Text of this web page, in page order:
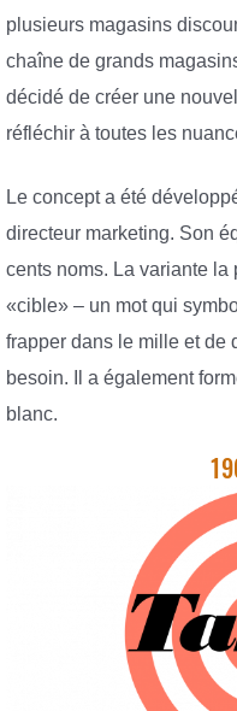
plusieurs magasins
chaîne de grands
décidé de créer une
réfléchir à toutes les
Le concept a été
directeur marketing. Son
cents noms. La variante
«cible» – un mot qui
frapper dans le mille et de
besoin. Il a également
blanc.